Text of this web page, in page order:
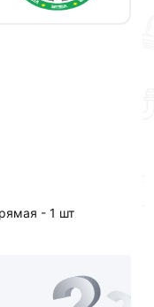
- 1 шт